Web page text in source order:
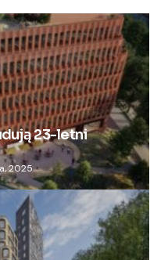
23-letni
2025